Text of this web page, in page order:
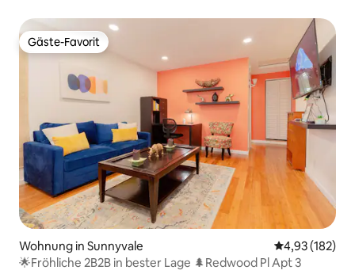
Gäste-Favorit
Gäste-Favorit
Wohnung in Sunnyvale
4,93 (182)
🌟Fröhliche 2B2B in bester Lage 🌲Redwood Pl Apt 3